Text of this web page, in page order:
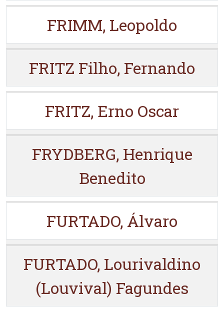
FRIMM, Leopoldo
FRITZ Filho, Fernando
FRITZ, Erno Oscar
FRYDBERG, Henrique
Benedito
FURTADO, Álvaro
FURTADO, Lourivaldino
(Louvival) Fagundes